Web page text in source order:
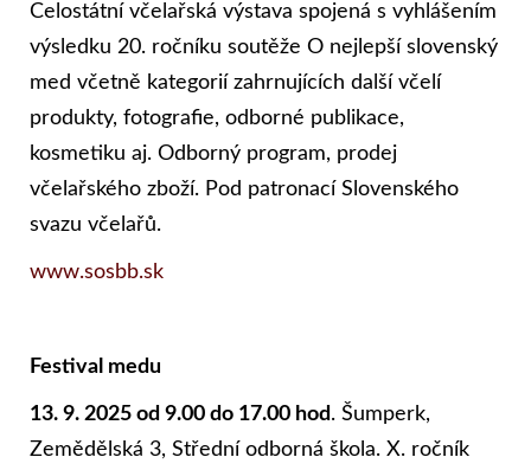
Celostátní včelařská výstava spojená s vyhlášením
výsledku 20. ročníku soutěže O nejlepší slovenský
med včetně kategorií zahrnujících další včelí
produkty, fotografie, odborné publikace,
kosmetiku aj. Odborný program, prodej
včelařského zboží. Pod patronací Slovenského
svazu včelařů.
www.sosbb.sk
Festival medu
13. 9. 2025 od 9.00 do 17.00 hod. Šumperk,
Zemědělská 3, Střední odborná škola. X. ročník